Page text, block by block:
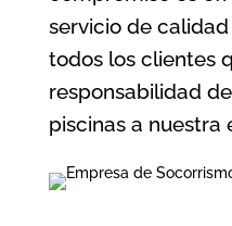
servicio de
todos los clientes
responsabilidad
piscinas a nuestra